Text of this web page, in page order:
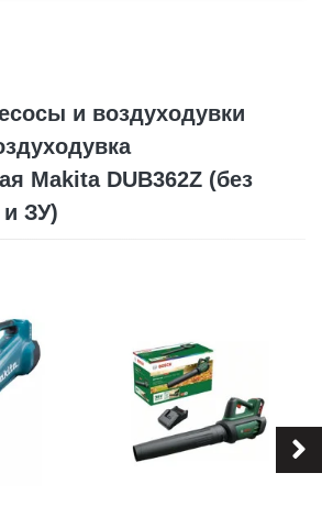
и воздуходувки
Makita DUB362Z (без
и ЗУ)